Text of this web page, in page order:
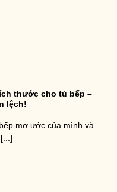
thước cho tủ bếp –
lệch!
mơ ước của mình và